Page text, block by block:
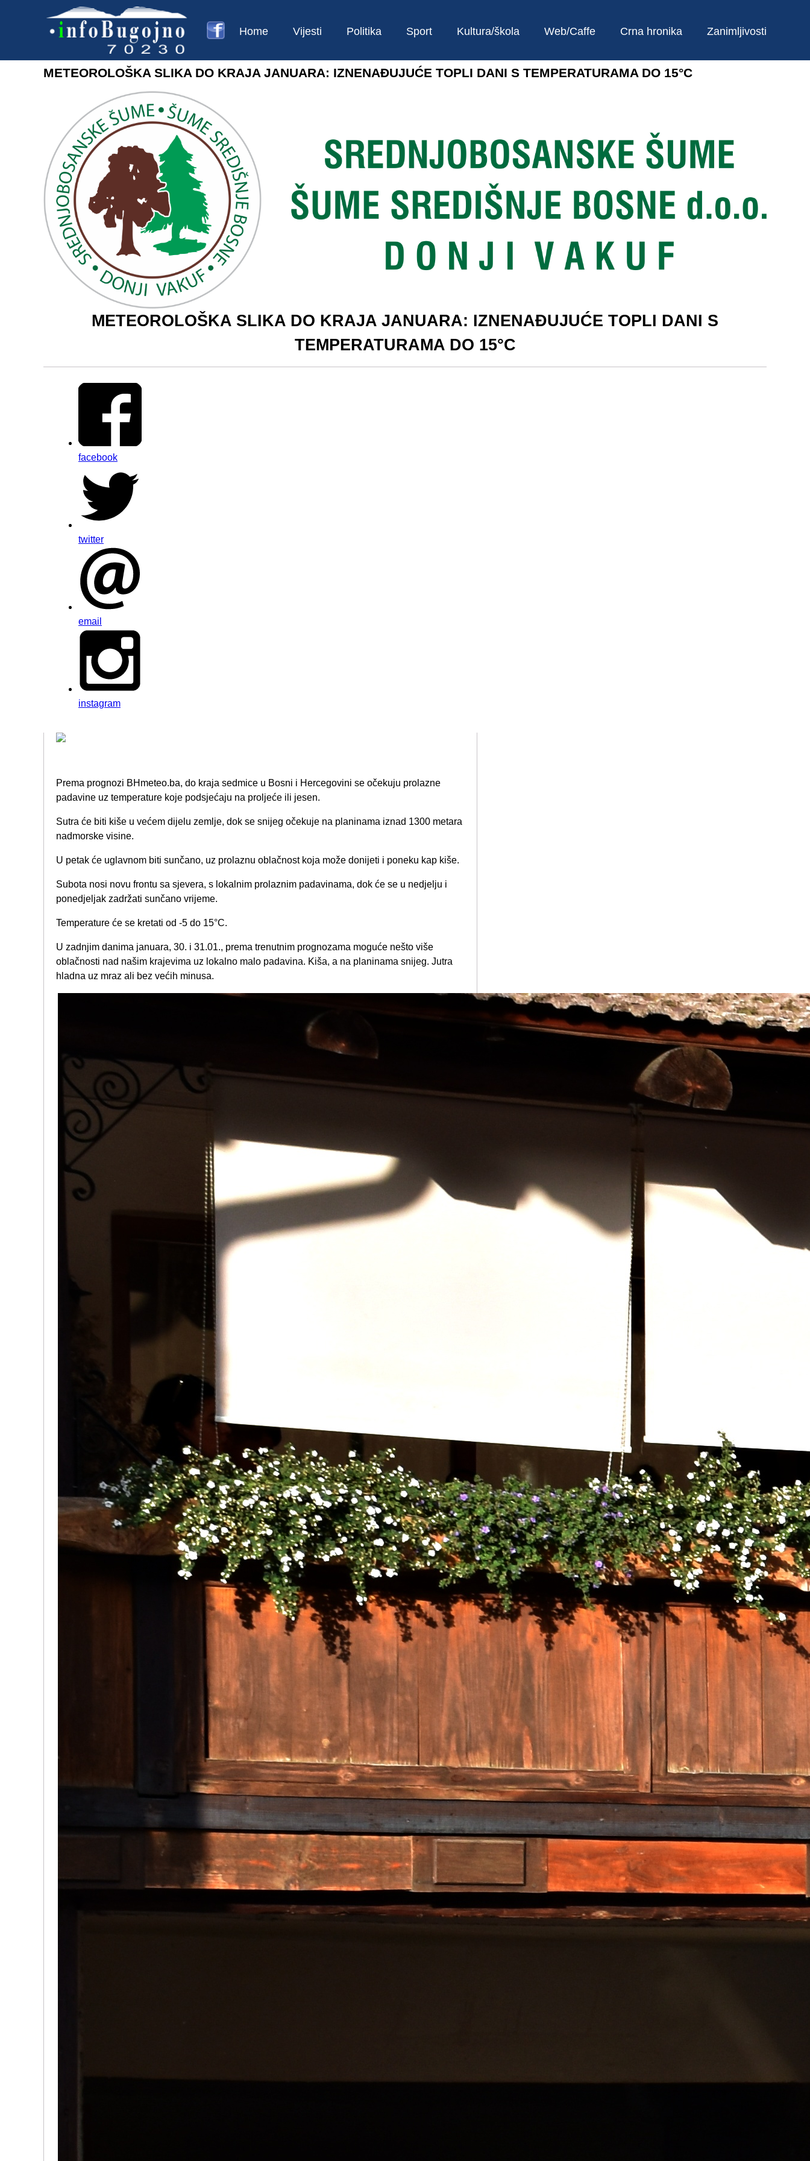
Home Vijesti Politika Sport Kultura/škola Web/Caffe Crna hronika Zanimljivosti
METEOROLOŠKA SLIKA DO KRAJA JANUARA: IZNENAĐUJUĆE TOPLI DANI S TEMPERATURAMA DO 15°C
METEOROLOŠKA SLIKA DO KRAJA JANUARA: IZNENAĐUJUĆE TOPLI DANI S
TEMPERATURAMA DO 15°C
facebook
twitter
email
instagram
Prema prognozi BHmeteo.ba, do kraja sedmice u Bosni i Hercegovini se očekuju prolazne
padavine uz temperature koje podsjećaju na proljeće ili jesen.
Sutra će biti kiše u većem dijelu zemlje, dok se snijeg očekuje na planinama iznad 1300 metara
nadmorske visine.
U petak će uglavnom biti sunčano, uz prolaznu oblačnost koja može donijeti i poneku kap kiše.
Subota nosi novu frontu sa sjevera, s lokalnim prolaznim padavinama, dok će se u nedjelju i
ponedjeljak zadržati sunčano vrijeme.
Temperature će se kretati od -5 do 15°C.
U zadnjim danima januara, 30. i 31.01., prema trenutnim prognozama moguće nešto više
oblačnosti nad našim krajevima uz lokalno malo padavina. Kiša, a na planinama snijeg. Jutra
hladna uz mraz ali bez većih minusa.